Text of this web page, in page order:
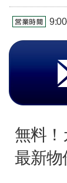
無料！
最新物